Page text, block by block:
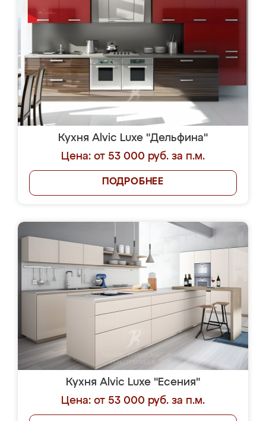
Кухня Alvic Luxe "Дельфина"
Цена: от 53 000 руб. за п.м.
ПОДРОБНЕЕ
Кухня Alvic Luxe "Есения"
Цена: от 53 000 руб. за п.м.